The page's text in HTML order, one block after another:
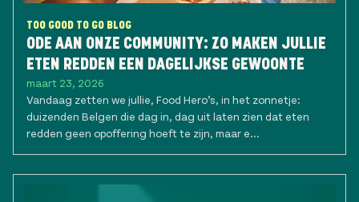
TOO GOOD TO GO BLOG
ODE AAN ONZE COMMUNITY: ZO MAKEN JULLIE
ETEN REDDEN EEN DAGELIJKSE GEWOONTE
maart 23, 2026
Vandaag zetten we jullie, Food Hero’s, in het zonnetje:
duizenden Belgen die dag in, dag uit laten zien dat eten
redden geen opoffering hoeft te zijn, maar e...